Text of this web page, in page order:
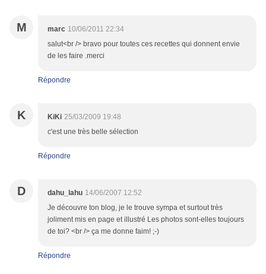
M marc 10/06/2011 22:34
salut<br /> bravo pour toutes ces recettes qui donnent envie
de les faire .merci
Répondre
K KiKi 25/03/2009 19:48
c'est une très belle sélection
Répondre
D dahu_lahu 14/06/2007 12:52
Je découvre ton blog, je le trouve sympa et surtout très
joliment mis en page et illustré Les photos sont-elles toujours
de toi? <br /> ça me donne faim! ;-)
Répondre